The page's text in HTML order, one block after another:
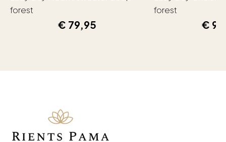
forest
€ 79,95
forest
€